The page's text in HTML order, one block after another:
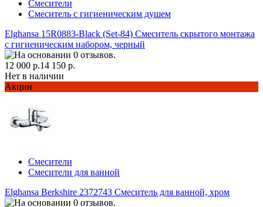
Смесители
Смеситель с гигиеническим душем
Elghansa 15R0883-Black (Set-84) Смеситель скрытого монтажа
с гигиеническим набором, черный
12 000 р.14 150 р.
Нет в наличии
Акции
Смесители
Смесители для ванной
Elghansa Berkshire 2372743 Смеситель для ванной, хром